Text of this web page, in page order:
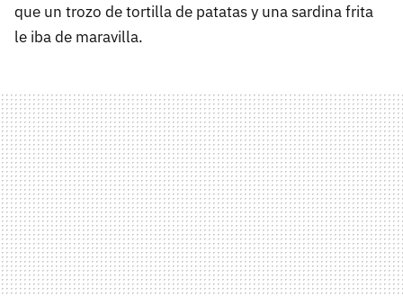
que un trozo de tortilla de patatas y una sardina frita
le iba de maravilla.